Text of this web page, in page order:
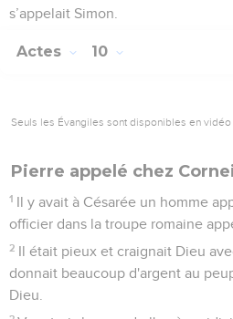
s’appelait Simon.
Actes 10
Seuls les Évangiles sont disponibles en vidéo
Pierre appelé chez
1 Il y avait à Césarée un homme
officier dans la troupe romaine
2 Il était pieux et craignait Dieu
donnait beaucoup d'argent au
Dieu.